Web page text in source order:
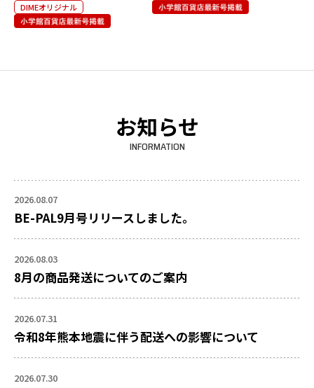
DIMEオリジナル
お知らせ
INFORMATION
2026.08.07
BE-PAL9月号リリースしました。
2026.08.03
8月の商品発送についてのご案内
2026.07.31
令和8年熊本地震に伴う配送への影響について
2026.07.30